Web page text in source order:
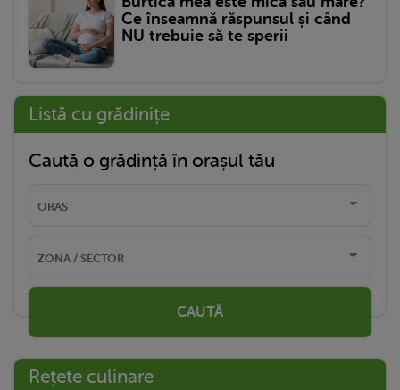
Ce înseamnă răspunsul și când
NU trebuie să te sperii
Listă cu grădinițe
Caută o grădință în orașul tău
CAUTĂ
Rețete culinare